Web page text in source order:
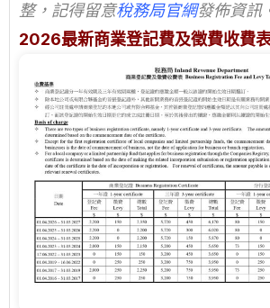
整，記得留意稅務局官網發佈資訊
2026最新商業登記費及徵費收費